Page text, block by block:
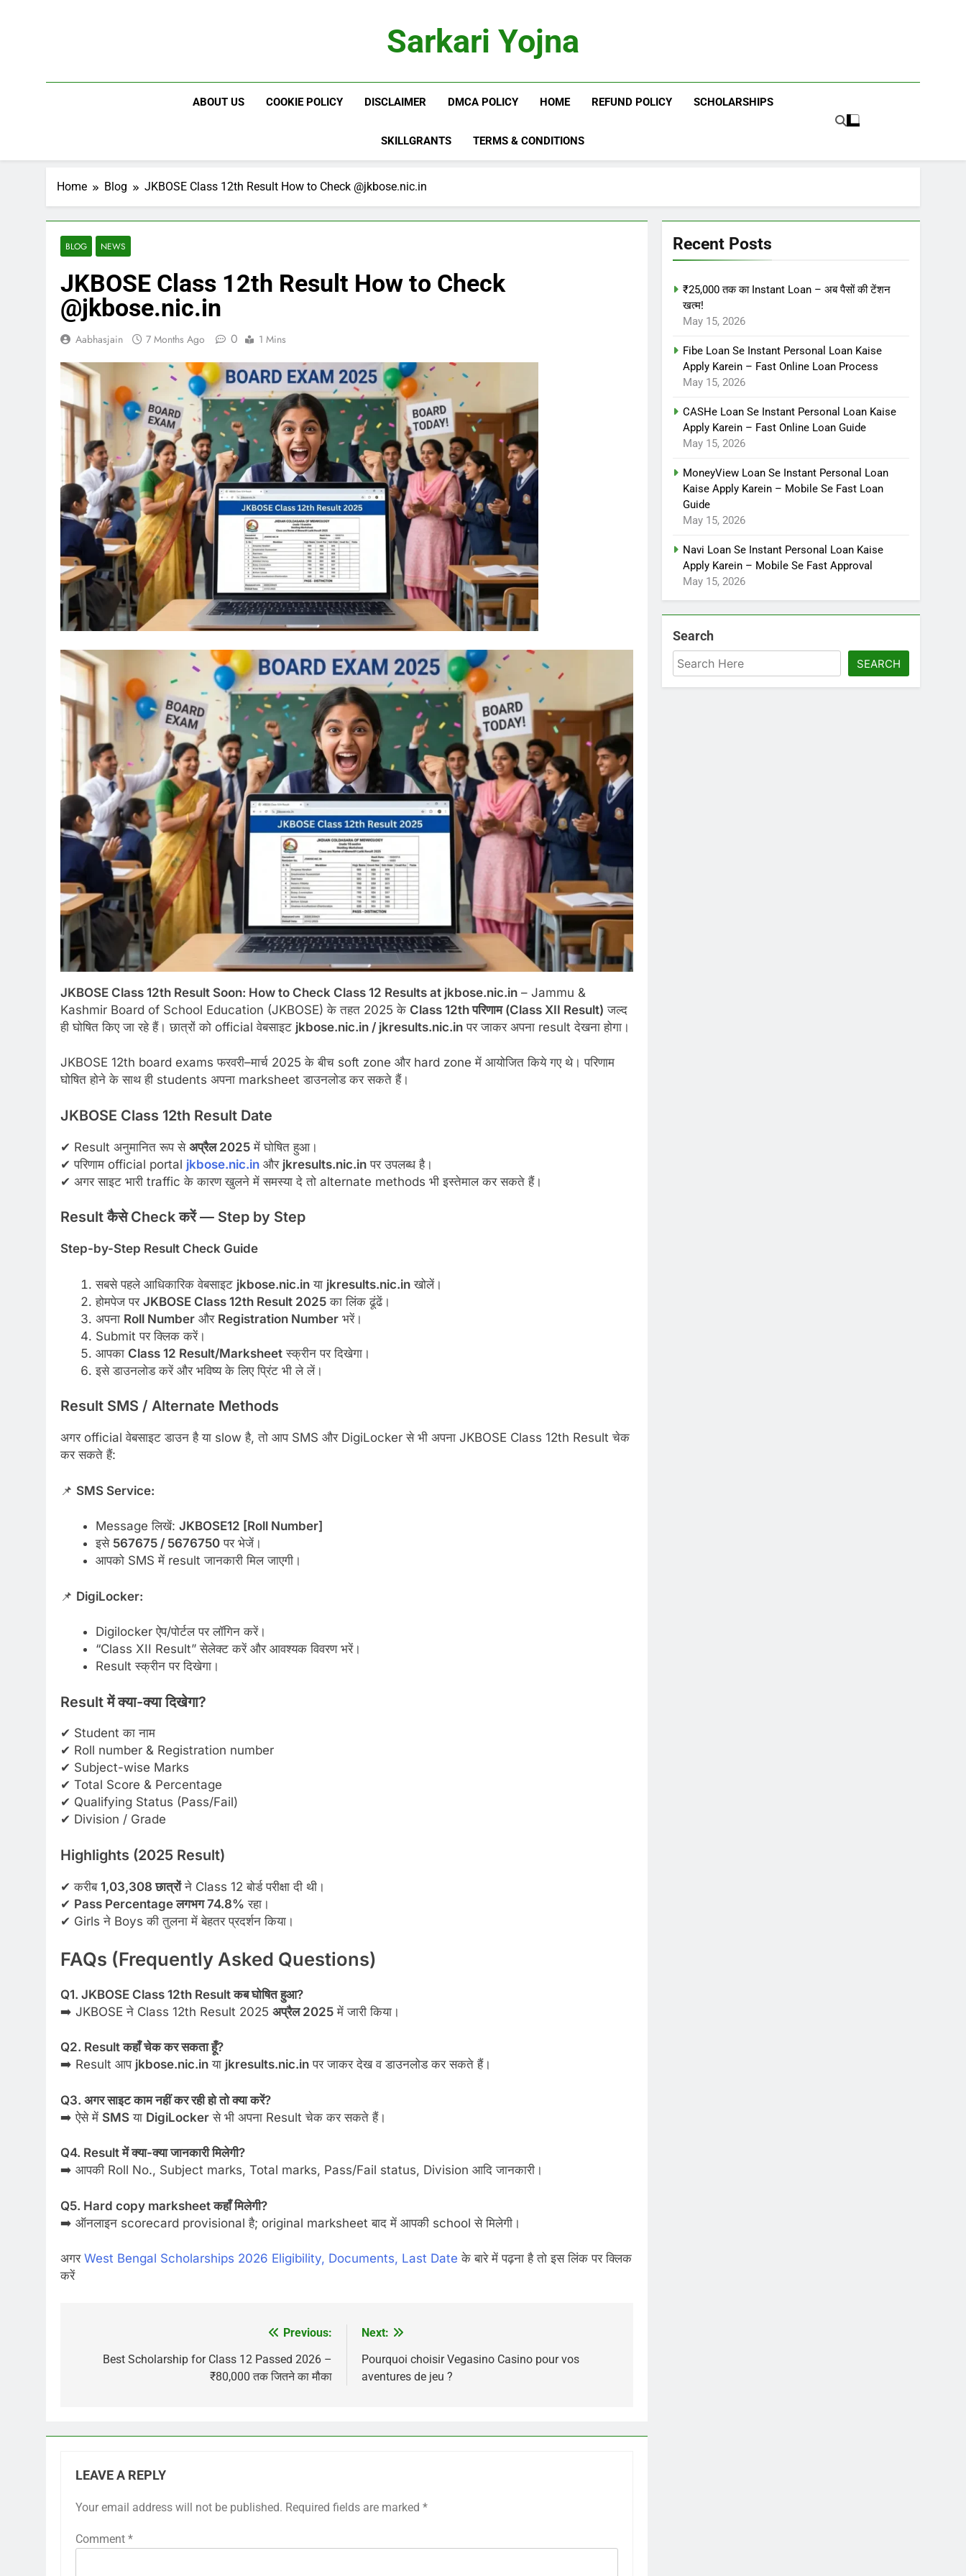
Sarkari Yojna
ABOUT US COOKIE POLICY DISCLAIMER DMCA POLICY HOME REFUND POLICY SCHOLARSHIPS
SKILLGRANTS TERMS & CONDITIONS
Home Blog JKBOSE Class 12th Result How to Check @jkbose.nic.in
BLOG NEWS
JKBOSE Class 12th Result How to Check
@jkbose.nic.in
Aabhasjain 7 Months Ago 0 1 Mins
JKBOSE Class 12th Result Soon: How to Check Class 12 Results at jkbose.nic.in – Jammu &
Kashmir Board of School Education (JKBOSE) के तहत 2025 के Class 12th परिणाम (Class XII Result) जल्द
ही घोषित किए जा रहे हैं। छात्रों को official वेबसाइट jkbose.nic.in / jkresults.nic.in पर जाकर अपना result देखना होगा।
JKBOSE 12th board exams फरवरी–मार्च 2025 के बीच soft zone और hard zone में आयोजित किये गए थे। परिणाम
घोषित होने के साथ ही students अपना marksheet डाउनलोड कर सकते हैं।
JKBOSE Class 12th Result Date
✔ Result अनुमानित रूप से अप्रैल 2025 में घोषित हुआ।
✔ परिणाम official portal jkbose.nic.in और jkresults.nic.in पर उपलब्ध है।
✔ अगर साइट भारी traffic के कारण खुलने में समस्या दे तो alternate methods भी इस्तेमाल कर सकते हैं।
Result कैसे Check करें — Step by Step
Step-by-Step Result Check Guide
सबसे पहले आधिकारिक वेबसाइट jkbose.nic.inया jkresults.nic.inखोलें।
होमपेज पर JKBOSE Class 12th Result 2025का लिंक ढूंढें।
अपना Roll Numberऔर Registration Numberभरें।
Submit पर क्लिक करें।
आपका Class 12 Result/Marksheetस्क्रीन पर दिखेगा।
इसे डाउनलोड करें और भविष्य के लिए प्रिंट भी ले लें।
Result SMS / Alternate Methods
अगर official वेबसाइट डाउन है या slow है, तो आप SMS और DigiLocker से भी अपना JKBOSE Class 12th Result चेक
कर सकते हैं:
📌 SMS Service:
Message लिखें: JKBOSE12 [Roll Number]
इसे 567675 / 5676750पर भेजें।
आपको SMS में result जानकारी मिल जाएगी।
📌 DigiLocker:
Digilocker ऐप/पोर्टल पर लॉगिन करें।
“Class XII Result” सेलेक्ट करें और आवश्यक विवरण भरें।
Result स्क्रीन पर दिखेगा।
Result में क्या-क्या दिखेगा?
✔ Student का नाम
✔ Roll number & Registration number
✔ Subject-wise Marks
✔ Total Score & Percentage
✔ Qualifying Status (Pass/Fail)
✔ Division / Grade
Highlights (2025 Result)
✔ करीब 1,03,308 छात्रोंने Class 12 बोर्ड परीक्षा दी थी।
✔ Pass Percentage लगभग 74.8% रहा।
✔ Girls ने Boys की तुलना में बेहतर प्रदर्शन किया।
FAQs (Frequently Asked Questions)
Q1. JKBOSE Class 12th Result कब घोषित हुआ?
➡️ JKBOSE ने Class 12th Result 2025 अप्रैल 2025 में जारी किया।
Q2. Result कहाँ चेक कर सकता हूँ?
➡️ Result आप jkbose.nic.in या jkresults.nic.in पर जाकर देख व डाउनलोड कर सकते हैं।
Q3. अगर साइट काम नहीं कर रही हो तो क्या करें?
➡️ ऐसे में SMS या DigiLocker से भी अपना Result चेक कर सकते हैं।
Q4. Result में क्या-क्या जानकारी मिलेगी?
➡️ आपकी Roll No., Subject marks, Total marks, Pass/Fail status, Division आदि जानकारी।
Q5. Hard copy marksheet कहाँ मिलेगी?
➡️ ऑनलाइन scorecard provisional है; original marksheet बाद में आपकी school से मिलेगी।
अगर West Bengal Scholarships 2026 Eligibility, Documents, Last Date के बारे में पढ़ना है तो इस लिंक पर क्लिक
करें
navigation
Previous:
Best Scholarship for Class 12 Passed 2026 –
₹80,000 तक जितने का मौका
Next:
Pourquoi choisir Vegasino Casino pour vos
aventures de jeu ?
LEAVE A REPLY
Your email address will not be published. Required fields are marked *
Comment *
Recent Posts
₹25,000 तक का Instant Loan – अब पैसों की टेंशन
खत्म!
May 15, 2026
Fibe Loan Se Instant Personal Loan Kaise
Apply Karein – Fast Online Loan Process
May 15, 2026
CASHe Loan Se Instant Personal Loan Kaise
Apply Karein – Fast Online Loan Guide
May 15, 2026
MoneyView Loan Se Instant Personal Loan
Kaise Apply Karein – Mobile Se Fast Loan
Guide
May 15, 2026
Navi Loan Se Instant Personal Loan Kaise
Apply Karein – Mobile Se Fast Approval
May 15, 2026
Search
SEARCH